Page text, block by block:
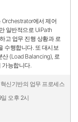
에서 제어
일반적으로 UiPath
고 업무 진행 상황과 로
수행합니다. 또 대시보
산 (Load Balancing), 로
가능합니다.
신기반의 업무 프로세스
오후 2시